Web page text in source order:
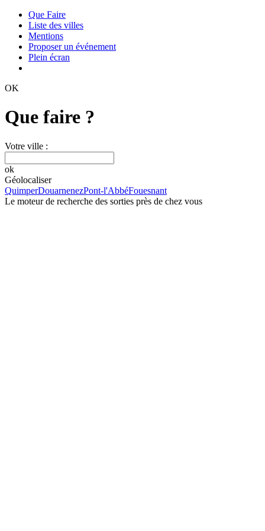
Que Faire
Liste des villes
Mentions
Proposer un événement
Plein écran
OK
Que faire ?
Votre ville :
ok
Géolocaliser
QuimperDouarnenezPont-l'AbbéFouesnant
Le moteur de recherche des sorties près de chez vous